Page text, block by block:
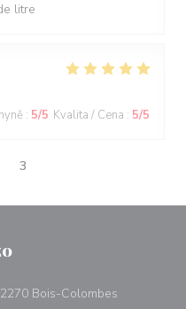
litre
: 5/5 Kvalita / Cena : 5/5
3
Bois-Colombes((otevře se